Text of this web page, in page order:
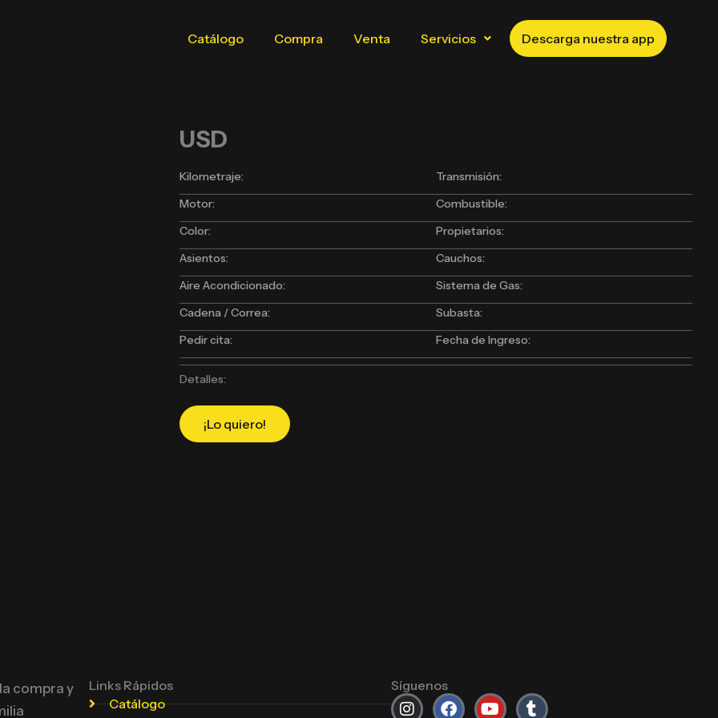
Catálogo Compra Venta Servicios Descarga nuestra app
USD
Kilometraje:
Transmisión:
Motor:
Combustible:
Color:
Propietarios:
Asientos:
Cauchos:
Aire Acondicionado:
Sistema de Gas:
Cadena / Correa:
Subasta:
Pedir cita:
Fecha de Ingreso:
Detalles:
¡Lo quiero!
compra y
Links Rápidos
Catálogo
Síguenos
InstagramFacebook
YoutubeTumblr